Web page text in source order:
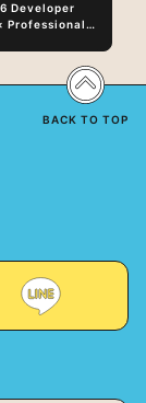
Developer
Professional
Lies in “Love
and
BACK TO TOP